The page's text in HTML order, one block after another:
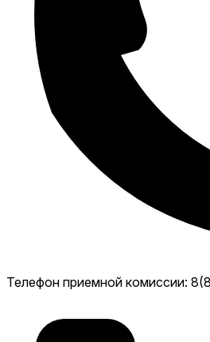
Телефон приемной комиссии: